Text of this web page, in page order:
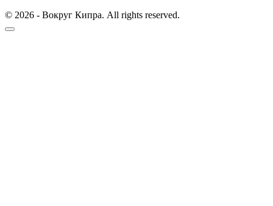
© 2026 - Вокруг Кипра. All rights reserved.